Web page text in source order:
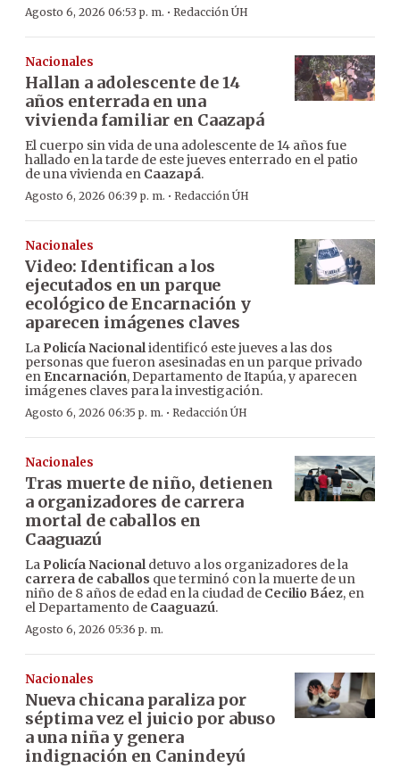
Agosto 6, 2026 06:53 p. m. · Redacción ÚH
Nacionales
Hallan a adolescente de 14
años enterrada en una
vivienda familiar en Caazapá
El cuerpo sin vida de una adolescente de 14 años fue
hallado en la tarde de este jueves enterrado en el patio
de una vivienda en Caazapá.
Agosto 6, 2026 06:39 p. m. · Redacción ÚH
Nacionales
Video: Identifican a los
ejecutados en un parque
ecológico de Encarnación y
aparecen imágenes claves
La Policía Nacionalidentificó este jueves a las dos
personas que fueron asesinadas en un parque privado
en Encarnación, Departamento de Itapúa, y aparecen
imágenes claves para la investigación.
Agosto 6, 2026 06:35 p. m. · Redacción ÚH
Nacionales
Tras muerte de niño, detienen
a organizadores de carrera
mortal de caballos en
Caaguazú
La Policía Nacionaldetuvo a los organizadores de la
carrera de caballos que terminó con la muerte de un
niño de 8 años de edad en la ciudad de Cecilio Báez, en
el Departamento de Caaguazú.
Agosto 6, 2026 05:36 p. m.
Nacionales
Nueva chicana paraliza por
séptima vez el juicio por abuso
a una niña y genera
indignación en Canindeyú